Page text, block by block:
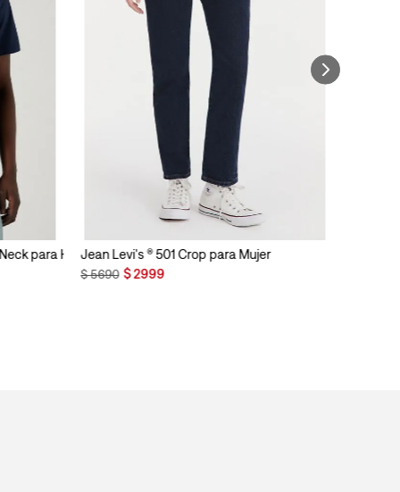
para HombreJean Levi's ® 501 Crop para Mujer
$5690 $2999